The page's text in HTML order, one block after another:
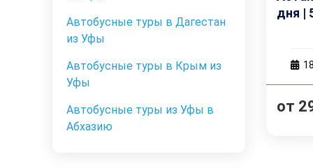
Автобусные туры в Дагестан
из Уфы
Автобусные туры в Крым из
Уфы
Автобусные туры из Уфы в
Абхазию
дня |
от